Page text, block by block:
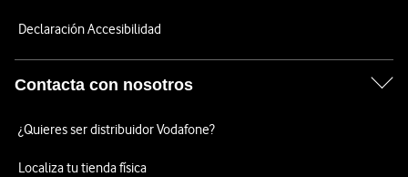
Declaración Accesibilidad
Contacta con nosotros
¿Quieres ser distribuidor Vodafone?
Localiza tu tienda física